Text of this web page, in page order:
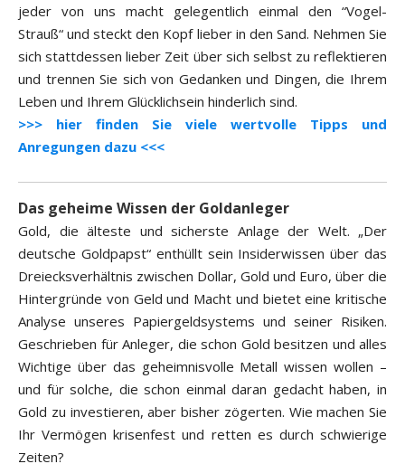
jeder von uns macht gelegentlich einmal den “Vogel-
Strauß“ und steckt den Kopf lieber in den Sand. Nehmen Sie
sich stattdessen lieber Zeit über sich selbst zu reflektieren
und trennen Sie sich von Gedanken und Dingen, die Ihrem
Leben und Ihrem Glücklichsein hinderlich sind.
>>> hier finden Sie viele wertvolle Tipps und
Anregungen dazu <<<
Das geheime Wissen der Goldanleger
Gold, die älteste und sicherste Anlage der Welt. „Der
deutsche Goldpapst“ enthüllt sein Insiderwissen über das
Dreiecksverhältnis zwischen Dollar, Gold und Euro, über die
Hintergründe von Geld und Macht und bietet eine kritische
Analyse unseres Papiergeldsystems und seiner Risiken.
Geschrieben für Anleger, die schon Gold besitzen und alles
Wichtige über das geheimnisvolle Metall wissen wollen –
und für solche, die schon einmal daran gedacht haben, in
Gold zu investieren, aber bisher zögerten. Wie machen Sie
Ihr Vermögen krisenfest und retten es durch schwierige
Zeiten?